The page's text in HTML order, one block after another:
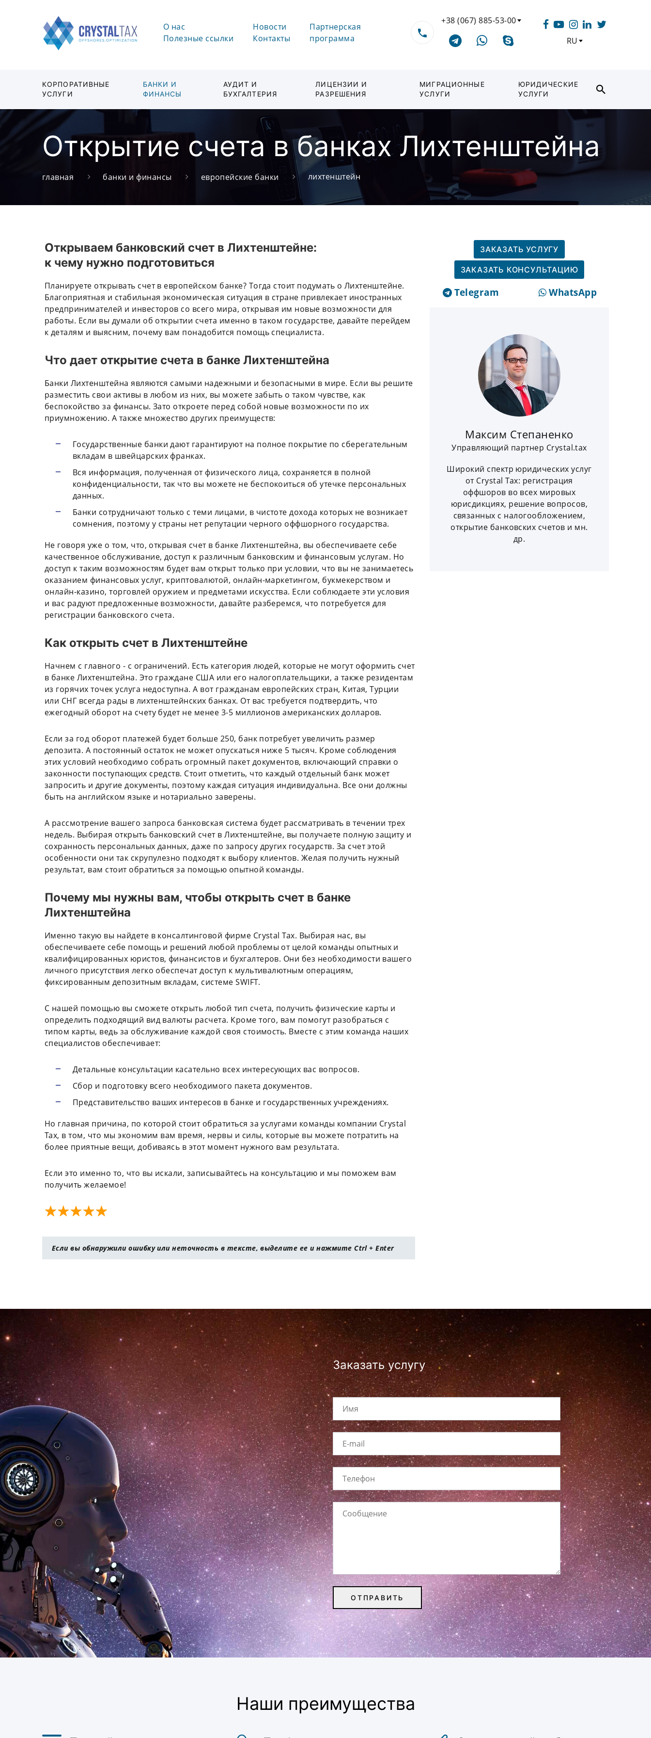
О нас
Полезные ссылки
Новости
Контакты
Партнерская
программа
+38 (067) 885-53-00
RU
КОРПОРАТИВНЫЕ
УСЛУГИ
БАНКИ И
ФИНАНСЫ
АУДИТ И
БУХГАЛТЕРИЯ
ЛИЦЕНЗИИ И
РАЗРЕШЕНИЯ
МИГРАЦИОННЫЕ
УСЛУГИ
ЮРИДИЧЕСКИЕ
УСЛУГИ
Открытие счета в банках Лихтенштейна
главная банки и финансы европейские банки лихтенштейн
Открываем банковский счет в Лихтенштейне:
к чему нужно подготовиться
Планируете открывать счет в европейском банке? Тогда стоит подумать о Лихтенштейне.
Благоприятная и стабильная экономическая ситуация в стране привлекает иностранных
предпринимателей и инвесторов со всего мира, открывая им новые возможности для
работы. Если вы думали об открытии счета именно в таком государстве, давайте перейдем
к деталям и выясним, почему вам понадобится помощь специалиста.
Что дает открытие счета в банке Лихтенштейна
Банки Лихтенштейна являются самыми надежными и безопасными в мире. Если вы решите
разместить свои активы в любом из них, вы можете забыть о таком чувстве, как
беспокойство за финансы. Зато откроете перед собой новые возможности по их
приумножению. А также множество других преимуществ:
Государственные банки дают гарантируют на полное покрытие по сберегательным
вкладам в швейцарских франках.
Вся информация, полученная от физического лица, сохраняется в полной
конфиденциальности, так что вы можете не беспокоиться об утечке персональных
данных.
Банки сотрудничают только с теми лицами, в чистоте дохода которых не возникает
сомнения, поэтому у страны нет репутации черного оффшорного государства.
Не говоря уже о том, что, открывая счет в банке Лихтенштейна, вы обеспечиваете себе
качественное обслуживание, доступ к различным банковским и финансовым услугам. Но
доступ к таким возможностям будет вам открыт только при условии, что вы не занимаетесь
оказанием финансовых услуг, криптовалютой, онлайн-маркетингом, букмекерством и
онлайн-казино, торговлей оружием и предметами искусства. Если соблюдаете эти условия
и вас радуют предложенные возможности, давайте разберемся, что потребуется для
регистрации банковского счета.
Как открыть счет в Лихтенштейне
Начнем с главного - с ограничений. Есть категория людей, которые не могут оформить счет
в банке Лихтенштейна. Это граждане США или его налогоплательщики, а также резидентам
из горячих точек услуга недоступна. А вот гражданам европейских стран, Китая, Турции
или СНГ всегда рады в лихтенштейнских банках. От вас требуется подтвердить, что
ежегодный оборот на счету будет не менее 3-5 миллионов американских долларов.
Если за год оборот платежей будет больше 250, банк потребует увеличить размер
депозита. А постоянный остаток не может опускаться ниже 5 тысяч. Кроме соблюдения
этих условий необходимо собрать огромный пакет документов, включающий справки о
законности поступающих средств. Стоит отметить, что каждый отдельный банк может
запросить и другие документы, поэтому каждая ситуация индивидуальна. Все они должны
быть на английском языке и нотариально заверены.
А рассмотрение вашего запроса банковская система будет рассматривать в течении трех
недель. Выбирая открыть банковский счет в Лихтенштейне, вы получаете полную защиту и
сохранность персональных данных, даже по запросу других государств. За счет этой
особенности они так скрупулезно подходят к выбору клиентов. Желая получить нужный
результат, вам стоит обратиться за помощью опытной команды.
Почему мы нужны вам, чтобы открыть счет в банке
Лихтенштейна
Именно такую вы найдете в консалтинговой фирме Crystal Tax. Выбирая нас, вы
обеспечиваете себе помощь и решений любой проблемы от целой команды опытных и
квалифицированных юристов, финансистов и бухгалтеров. Они без необходимости вашего
личного присутствия легко обеспечат доступ к мультивалютным операциям,
фиксированным депозитным вкладам, системе SWIFT.
С нашей помощью вы сможете открыть любой тип счета, получить физические карты и
определить подходящий вид валюты расчета. Кроме того, вам помогут разобраться с
типом карты, ведь за обслуживание каждой своя стоимость. Вместе с этим команда наших
специалистов обеспечивает:
Детальные консультации касательно всех интересующих вас вопросов.
Сбор и подготовку всего необходимого пакета документов.
Представительство ваших интересов в банке и государственных учреждениях.
Но главная причина, по которой стоит обратиться за услугами команды компании Crystal
Tax, в том, что мы экономим вам время, нервы и силы, которые вы можете потратить на
более приятные вещи, добиваясь в этот момент нужного вам результата.
Если это именно то, что вы искали, записывайтесь на консультацию и мы поможем вам
получить желаемое!
Если вы обнаружили ошибку или неточность в тексте, выделите ее и нажмите Ctrl + Enter
ЗАКАЗАТЬ УСЛУГУ
ЗАКАЗАТЬ КОНСУЛЬТАЦИЮ
Telegram WhatsApp
Максим Степаненко
Управляющий партнер Crystal.tax
Широкий спектр юридических услуг
от Crystal Tax: регистрация
оффшоров во всех мировых
юрисдикциях, решение вопросов,
связанных с налогообложением,
открытие банковских счетов и мн.
др.
Заказать услугу
Наши преимущества